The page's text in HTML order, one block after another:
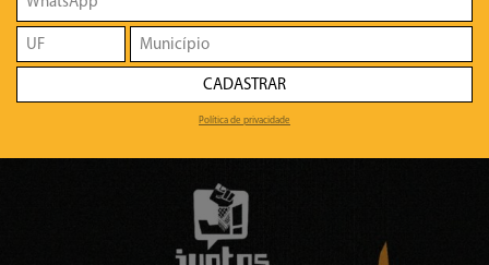
CADASTRAR
Política de privacidade